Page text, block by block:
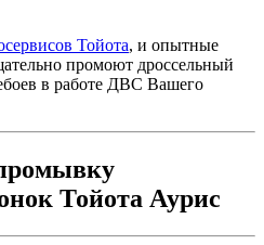
Тойота, и опытные
промоют дроссельный
в работе ДВС Вашего
Тойота Аурис